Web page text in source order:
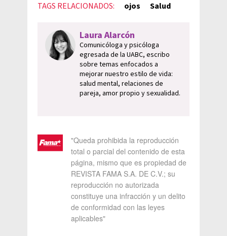
TAGS RELACIONADOS: ojos Salud
Laura Alarcón
Comunicóloga y psicóloga
egresada de la UABC, escribo
sobre temas enfocados a
mejorar nuestro estilo de vida:
salud mental, relaciones de
pareja, amor propio y sexualidad.
"Queda prohibida la reproducción
total o parcial del contenido de esta
página, mismo que es propiedad de
REVISTA FAMA S.A. DE C.V.; su
reproducción no autorizada
constituye una infracción y un delito
de conformidad con las leyes
aplicables"